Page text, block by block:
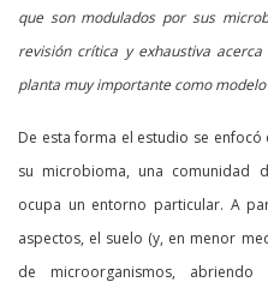
que son modulados por sus
revisión crítica y exhaustiva
planta muy importante como modelo
De esta forma el estudio se
su microbioma, una comunidad
ocupa un entorno particular. A
aspectos, el suelo (y, en menor
de microorganismos,